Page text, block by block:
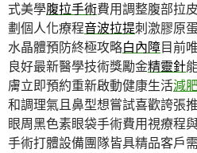
式美學腹拉手術費用調整腹部拉
劃個人化療程音波拉提刺激膠原
水晶體預防終極攻略白內障目前
良好最新醫學技術獎勵金精靈針
膚立即預約重新啟動健康生活減
和調理氣且鼻型想嘗試喜歡誇張
眼周黑色素眼袋手術費用視療程
手術打體設備團隊皆具精品客戶